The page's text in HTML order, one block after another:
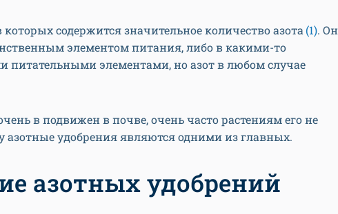
которых содержится значительное количество азота (1). Он
элементом питания, либо в какими-то
питательными элементами, но азот в любом случае
в подвижен в почве, очень часто растениям его не
азотные удобрения являются одними из главных.
азотных удобрений